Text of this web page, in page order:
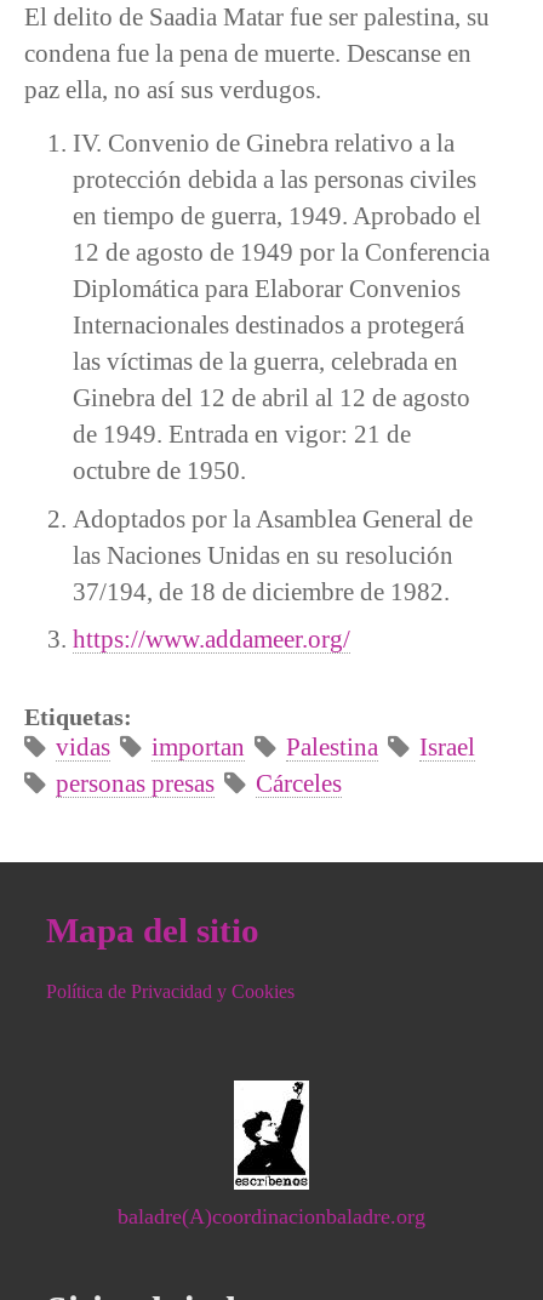
El delito de Saadia Matar fue ser palestina, su
condena fue la pena de muerte. Descanse en
paz ella, no así sus verdugos.
IV. Convenio de Ginebra relativo a la
protección debida a las personas civiles
en tiempo de guerra, 1949. Aprobado el
12 de agosto de 1949 por la Conferencia
Diplomática para Elaborar Convenios
Internacionales destinados a protegerá
las víctimas de la guerra, celebrada en
Ginebra del 12 de abril al 12 de agosto
de 1949. Entrada en vigor: 21 de
octubre de 1950.
Adoptados por la Asamblea General de
las Naciones Unidas en su resolución
37/194, de 18 de diciembre de 1982.
https://www.addameer.org/
Etiquetas:
vidas importan Palestina
Israel
personas presas
Cárceles
Mapa del sitio
Política de Privacidad y Cookies
baladre(A)coordinacionbaladre.org